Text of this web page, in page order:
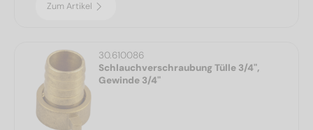
Zum Artikel
30.610086
Schlauchverschraubung Tülle 3/4",
Gewinde 3/4"